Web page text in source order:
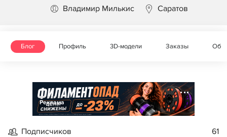
Владимир Милькис Саратов
Блог Профиль 3D-модели Заказы
Реклама
Подписчиков 61